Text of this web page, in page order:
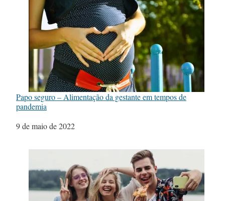
Papo seguro – Alimentação da gestante em tempos de
pandemia
Data
9 de maio de 2022